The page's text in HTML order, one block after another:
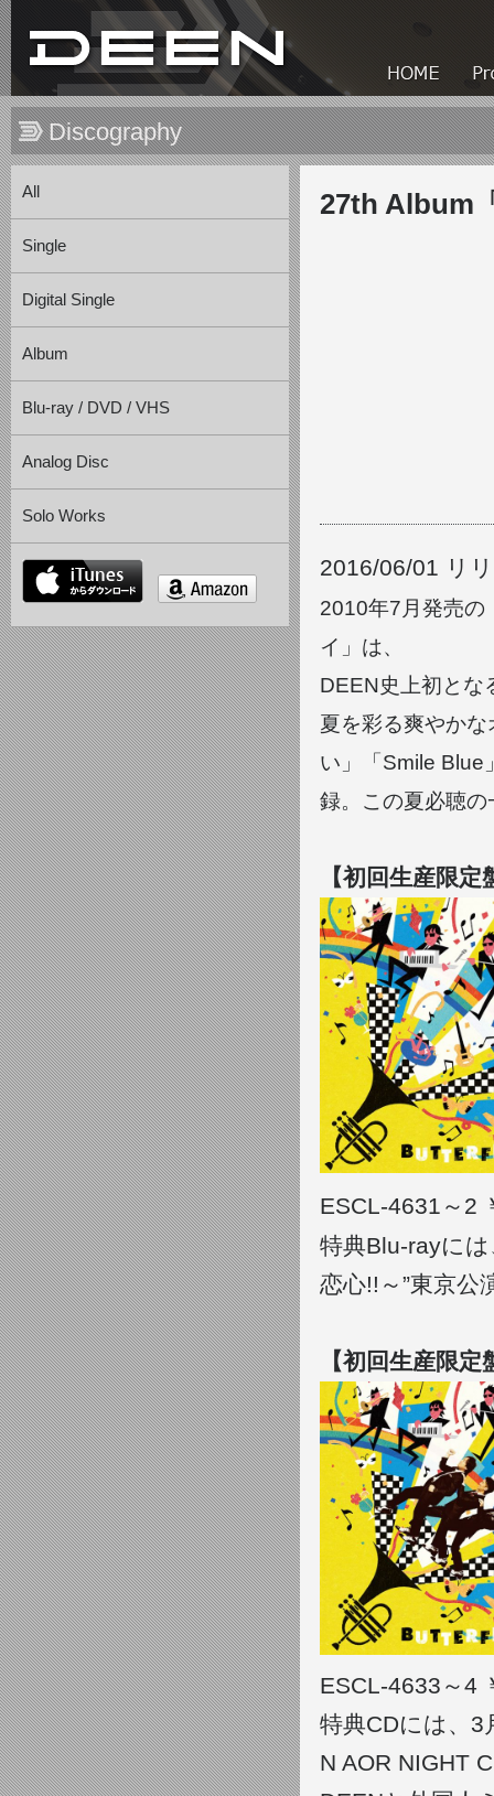
Discography
All
Single
Digital Single
Album
Blu-ray / DVD / VHS
Analog Disc
Solo Works
itunes
27th Album
2016/06/01 リ
2010年7月発売の
イ」は、
DEEN史上初とな
夏を彩る爽やか
い」「Smile Blue
録。この夏必聴の
【初回生産限
ESCL-4631～2
特典Blu-rayに
恋心!!～”東京公
【初回生産限
ESCL-4633～4
特典CDには、3
N AOR NIGHT